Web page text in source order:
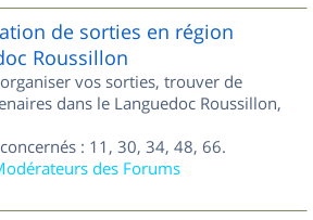
de sorties en région
Roussillon
vos sorties, trouver de
dans le Languedoc Roussillon,
: 11, 30, 34, 48, 66.
des Forums